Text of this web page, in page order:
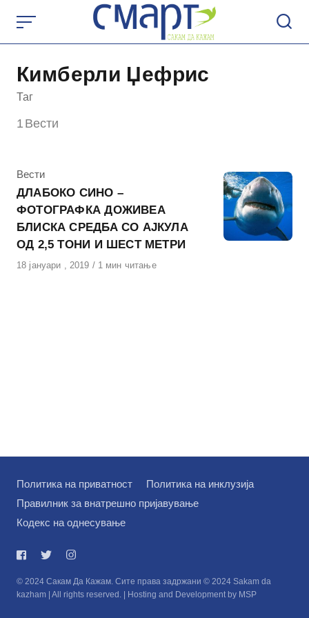
content
Кимберли Џефрис
Таг
1 Вести
КАтегорија
Вести
ДЛАБОКО СИНО –
ФОТОГРАФКА ДОЖИВЕА
БЛИСКА СРЕДБА СО АЈКУЛА
ОД 2,5 ТОНИ И ШЕСТ МЕТРИ
Објавено
18 јануари , 2019 1 мин читање
Политика на приватност
Политика на инклузија
Правилник за внатрешно пријавување
Кодекс на однесување
© 2024 Сакам Да Кажам. Сите права задржани © 2024 Sakam da
kazham | All rights reserved. | Hosting and Development by MSP